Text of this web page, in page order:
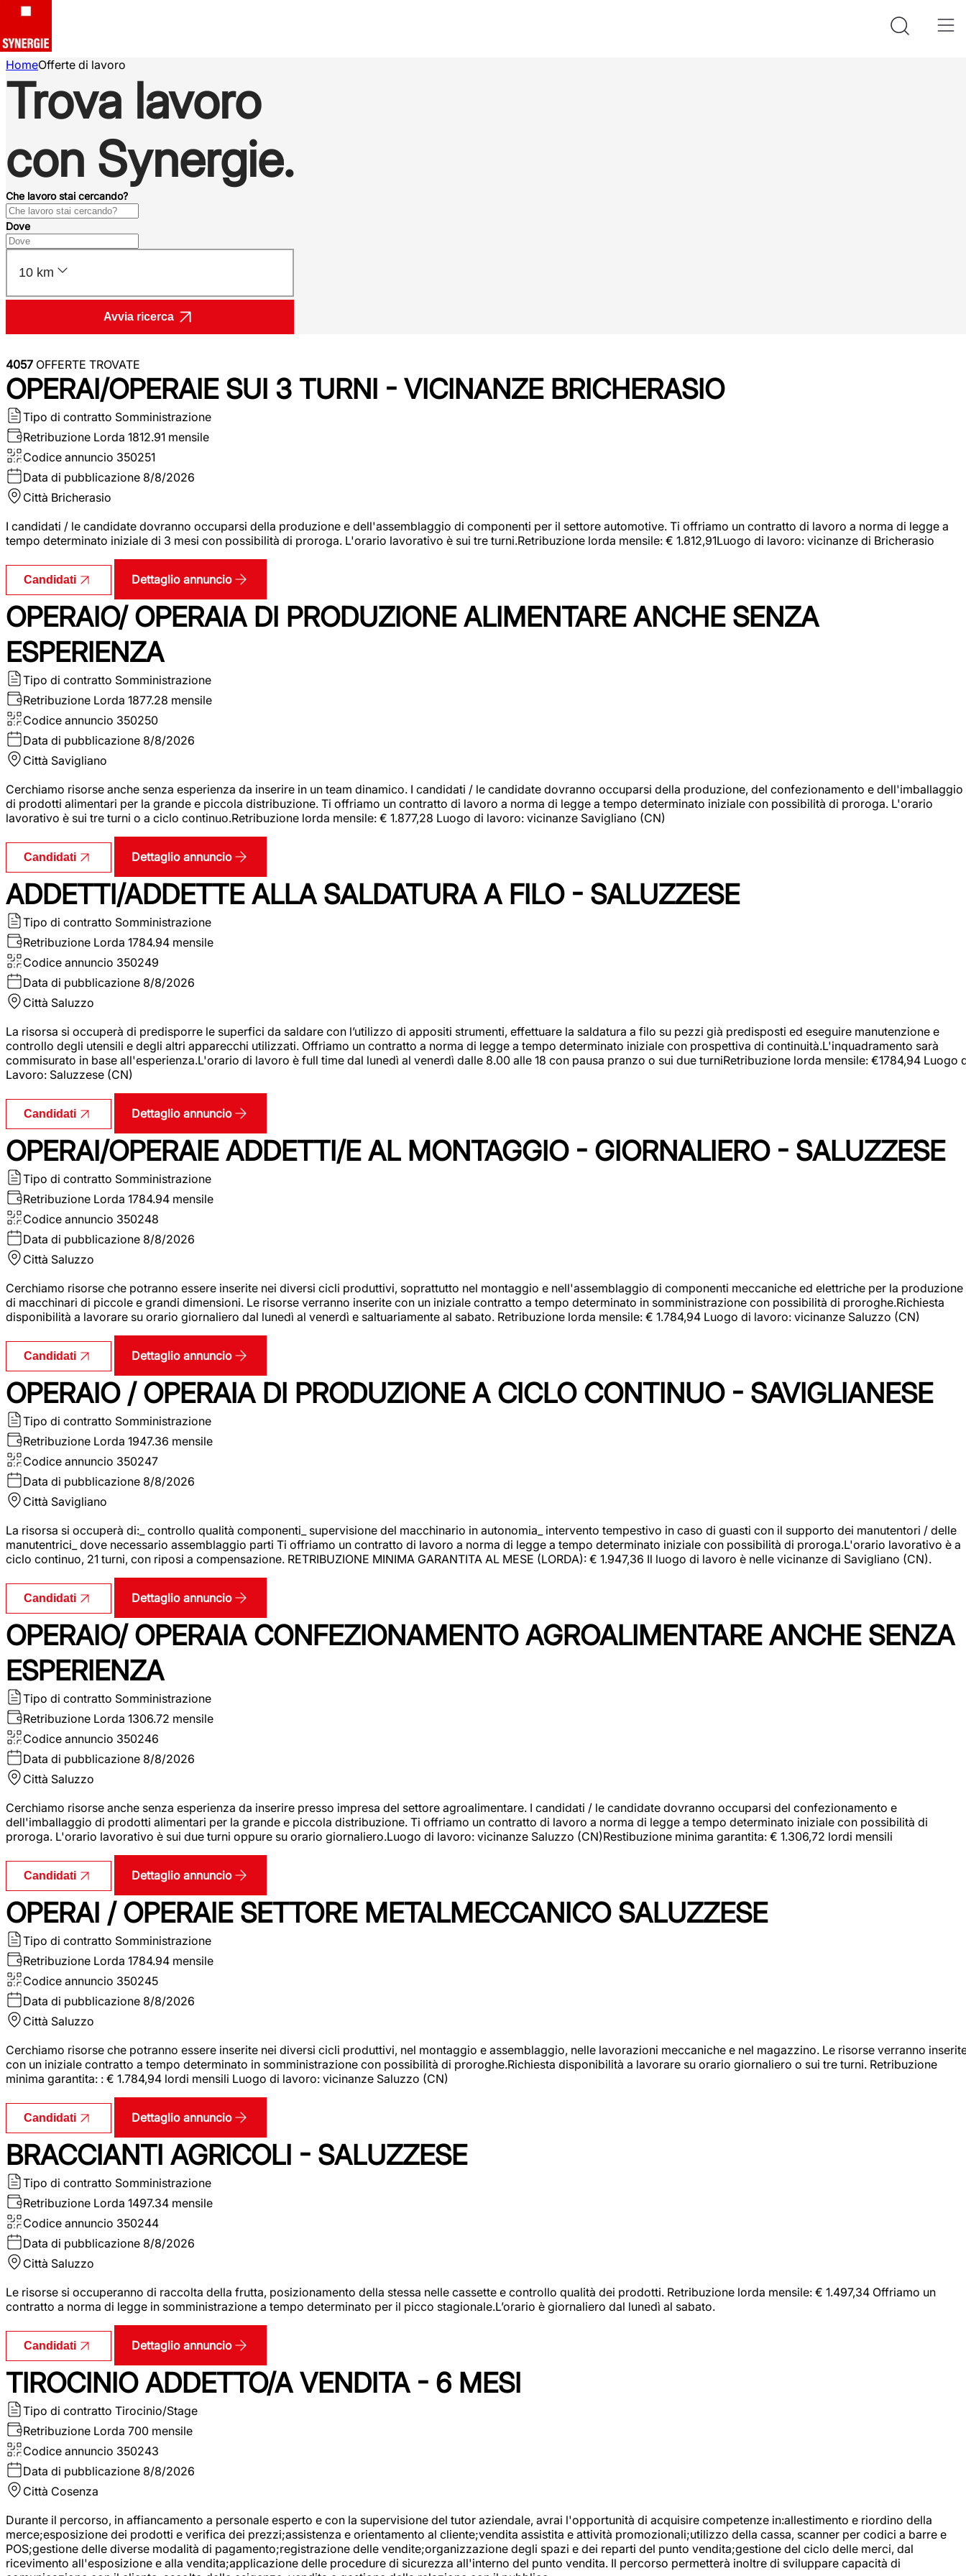
HomeOfferte di lavoro
Trova lavoro
con Synergie.
Che lavoro stai cercando?
Dove
10 km
Avvia ricerca
4057 OFFERTE TROVATE
OPERAI/OPERAIE SUI 3 TURNI - VICINANZE BRICHERASIO
Tipo di contratto Somministrazione
Retribuzione Lorda 1812.91 mensile
Codice annuncio 350251
Data di pubblicazione 8/8/2026
Città Bricherasio
I candidati / le candidate dovranno occuparsi della produzione e dell'assemblaggio di componenti per il settore automotive. Ti offriamo un contratto di lavoro a norma di legge a
tempo determinato iniziale di 3 mesi con possibilità di proroga. L'orario lavorativo è sui tre turni.Retribuzione lorda mensile: € 1.812,91Luogo di lavoro: vicinanze di Bricherasio
Candidati Dettaglio annuncio
OPERAIO/ OPERAIA DI PRODUZIONE ALIMENTARE ANCHE SENZA
ESPERIENZA
Tipo di contratto Somministrazione
Retribuzione Lorda 1877.28 mensile
Codice annuncio 350250
Data di pubblicazione 8/8/2026
Città Savigliano
Cerchiamo risorse anche senza esperienza da inserire in un team dinamico. I candidati / le candidate dovranno occuparsi della produzione, del confezionamento e dell'imballaggio
di prodotti alimentari per la grande e piccola distribuzione. Ti offriamo un contratto di lavoro a norma di legge a tempo determinato iniziale con possibilità di proroga. L'orario
lavorativo è sui tre turni o a ciclo continuo.Retribuzione lorda mensile: € 1.877,28 Luogo di lavoro: vicinanze Savigliano (CN)
Candidati Dettaglio annuncio
ADDETTI/ADDETTE ALLA SALDATURA A FILO - SALUZZESE
Tipo di contratto Somministrazione
Retribuzione Lorda 1784.94 mensile
Codice annuncio 350249
Data di pubblicazione 8/8/2026
Città Saluzzo
La risorsa si occuperà di predisporre le superfici da saldare con l’utilizzo di appositi strumenti, effettuare la saldatura a filo su pezzi già predisposti ed eseguire manutenzione e
controllo degli utensili e degli altri apparecchi utilizzati. Offriamo un contratto a norma di legge a tempo determinato iniziale con prospettiva di continuità.L'inquadramento sarà
commisurato in base all'esperienza.L'orario di lavoro è full time dal lunedì al venerdì dalle 8.00 alle 18 con pausa pranzo o sui due turniRetribuzione lorda mensile: €1784,94 Luogo
Lavoro: Saluzzese (CN)
Candidati Dettaglio annuncio
OPERAI/OPERAIE ADDETTI/E AL MONTAGGIO - GIORNALIERO - SALUZZESE
Tipo di contratto Somministrazione
Retribuzione Lorda 1784.94 mensile
Codice annuncio 350248
Data di pubblicazione 8/8/2026
Città Saluzzo
Cerchiamo risorse che potranno essere inserite nei diversi cicli produttivi, soprattutto nel montaggio e nell'assemblaggio di componenti meccaniche ed elettriche per la produzione
di macchinari di piccole e grandi dimensioni. Le risorse verranno inserite con un iniziale contratto a tempo determinato in somministrazione con possibilità di proroghe.Richiesta
disponibilità a lavorare su orario giornaliero dal lunedì al venerdì e saltuariamente al sabato. Retribuzione lorda mensile: € 1.784,94 Luogo di lavoro: vicinanze Saluzzo (CN)
Candidati Dettaglio annuncio
OPERAIO / OPERAIA DI PRODUZIONE A CICLO CONTINUO - SAVIGLIANESE
Tipo di contratto Somministrazione
Retribuzione Lorda 1947.36 mensile
Codice annuncio 350247
Data di pubblicazione 8/8/2026
Città Savigliano
La risorsa si occuperà di:_ controllo qualità componenti_ supervisione del macchinario in autonomia_ intervento tempestivo in caso di guasti con il supporto dei manutentori / delle
manutentrici_ dove necessario assemblaggio parti Ti offriamo un contratto di lavoro a norma di legge a tempo determinato iniziale con possibilità di proroga.L'orario lavorativo è a
ciclo continuo, 21 turni, con riposi a compensazione. RETRIBUZIONE MINIMA GARANTITA AL MESE (LORDA): € 1.947,36 Il luogo di lavoro è nelle vicinanze di Savigliano (CN).
Candidati Dettaglio annuncio
OPERAIO/ OPERAIA CONFEZIONAMENTO AGROALIMENTARE ANCHE SENZA
ESPERIENZA
Tipo di contratto Somministrazione
Retribuzione Lorda 1306.72 mensile
Codice annuncio 350246
Data di pubblicazione 8/8/2026
Città Saluzzo
Cerchiamo risorse anche senza esperienza da inserire presso impresa del settore agroalimentare. I candidati / le candidate dovranno occuparsi del confezionamento e
dell'imballaggio di prodotti alimentari per la grande e piccola distribuzione. Ti offriamo un contratto di lavoro a norma di legge a tempo determinato iniziale con possibilità di
proroga. L'orario lavorativo è sui due turni oppure su orario giornaliero.Luogo di lavoro: vicinanze Saluzzo (CN)Restibuzione minima garantita: € 1.306,72 lordi mensili
Candidati Dettaglio annuncio
OPERAI / OPERAIE SETTORE METALMECCANICO SALUZZESE
Tipo di contratto Somministrazione
Retribuzione Lorda 1784.94 mensile
Codice annuncio 350245
Data di pubblicazione 8/8/2026
Città Saluzzo
Cerchiamo risorse che potranno essere inserite nei diversi cicli produttivi, nel montaggio e assemblaggio, nelle lavorazioni meccaniche e nel magazzino. Le risorse verranno
con un iniziale contratto a tempo determinato in somministrazione con possibilità di proroghe.Richiesta disponibilità a lavorare su orario giornaliero o sui tre turni. Retribuzione
minima garantita: : € 1.784,94 lordi mensili Luogo di lavoro: vicinanze Saluzzo (CN)
Candidati Dettaglio annuncio
BRACCIANTI AGRICOLI - SALUZZESE
Tipo di contratto Somministrazione
Retribuzione Lorda 1497.34 mensile
Codice annuncio 350244
Data di pubblicazione 8/8/2026
Città Saluzzo
Le risorse si occuperanno di raccolta della frutta, posizionamento della stessa nelle cassette e controllo qualità dei prodotti. Retribuzione lorda mensile: € 1.497,34 Offriamo un
contratto a norma di legge in somministrazione a tempo determinato per il picco stagionale.L’orario è giornaliero dal lunedì al sabato.
Candidati Dettaglio annuncio
TIROCINIO ADDETTO/A VENDITA - 6 MESI
Tipo di contratto Tirocinio/Stage
Retribuzione Lorda 700 mensile
Codice annuncio 350243
Data di pubblicazione 8/8/2026
Città Cosenza
Durante il percorso, in affiancamento a personale esperto e con la supervisione del tutor aziendale, avrai l'opportunità di acquisire competenze in:allestimento e riordino della
merce;esposizione dei prodotti e verifica dei prezzi;assistenza e orientamento al cliente;vendita assistita e attività promozionali;utilizzo della cassa, scanner per codici a barre e
POS;gestione delle diverse modalità di pagamento;registrazione delle vendite;organizzazione degli spazi e dei reparti del punto vendita;gestione del ciclo delle merci, dal
ricevimento all'esposizione e alla vendita;applicazione delle procedure di sicurezza all'interno del punto vendita. Il percorso permetterà inoltre di sviluppare capacità di